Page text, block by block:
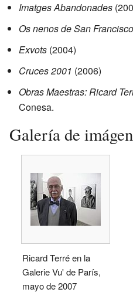
Imatges Abandonades
Os nenos de San Francisco
Exvots (2004)
Cruces 2001 (2006)
Obras Maestras: Ricard
Conesa.
Galería de
Ricard Terré en la
Galerie Vu' de París,
mayo de 2007